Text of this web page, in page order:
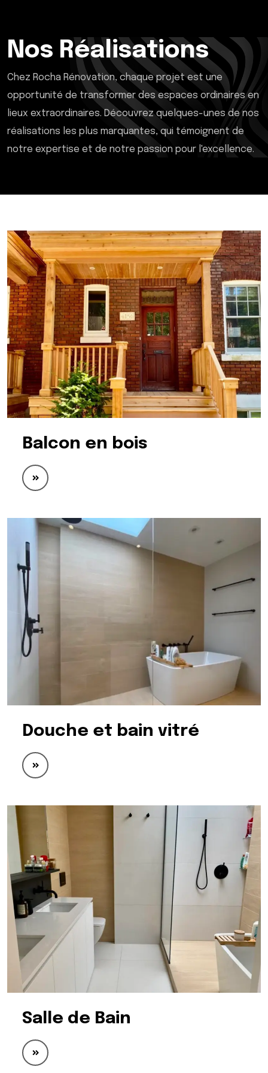
Nos Réalisations
Chez Rocha Rénovation, chaque projet est une
opportunité de transformer des espaces ordinaires en
lieux extraordinaires. Découvrez quelques-unes de nos
réalisations les plus marquantes, qui témoignent de
notre expertise et de notre passion pour l'excellence.
Balcon en bois
Douche et bain vitré
Salle de Bain